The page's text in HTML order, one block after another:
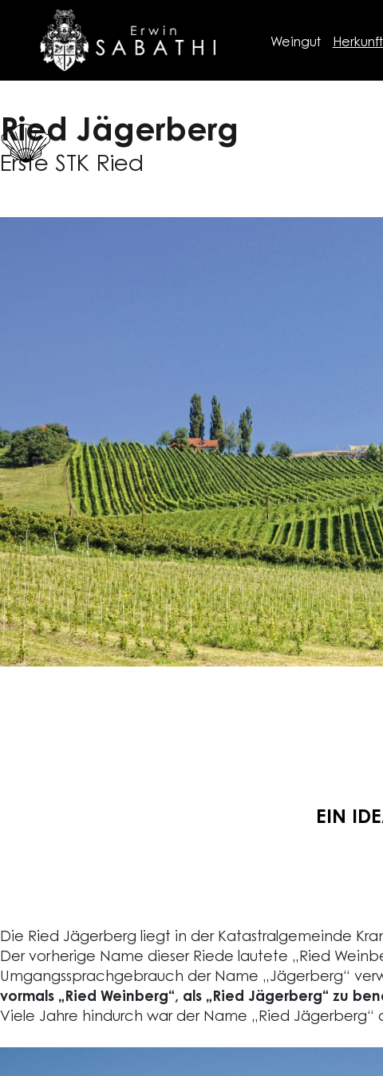
Weingut
Ried Jägerberg
Erste STK Ried
EIN
Die Ried Jägerberg liegt in der Katastralgemeinde
Der vorherige Name dieser Riede lautete „Ried
Umgangssprachgebrauch der Name „Jägerberg“
vormals „Ried Weinberg“, als „Ried Jägerberg“ zu
Viele Jahre hindurch war der Name „Ried Jägerberg“